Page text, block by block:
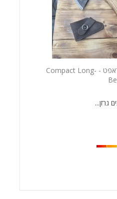
Beaver Craft - גרזן ביבר קראפט - Compact Long-
גרזן...